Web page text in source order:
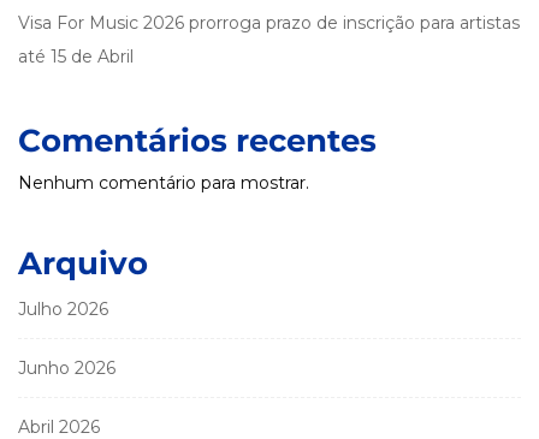
Visa For Music 2026 prorroga prazo de inscrição para artistas
até 15 de Abril
Comentários recentes
Nenhum comentário para mostrar.
Arquivo
Julho 2026
Junho 2026
Abril 2026